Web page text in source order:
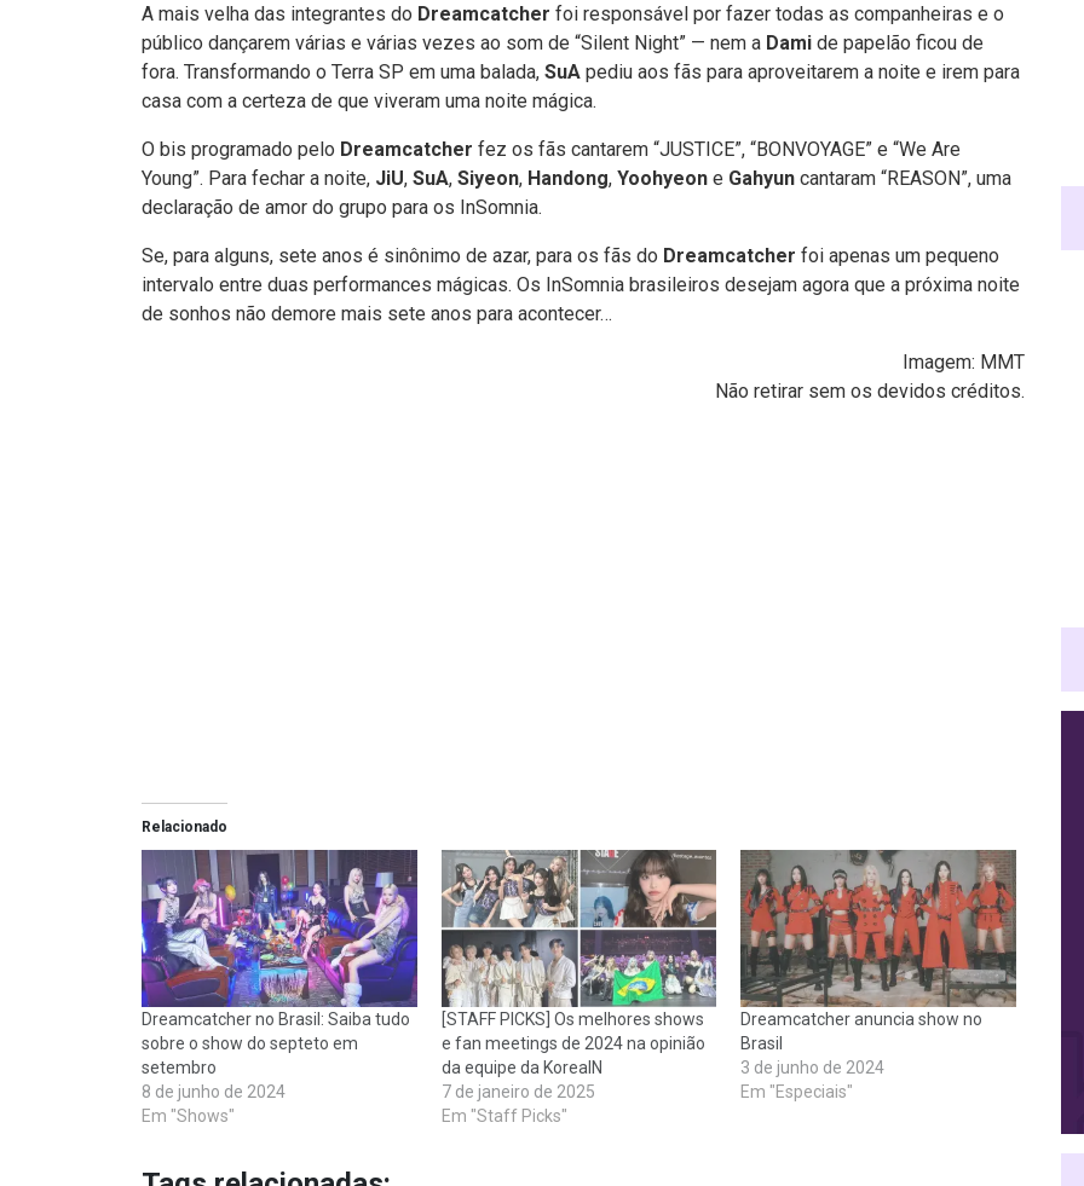
A mais velha das integrantes do Dreamcatcher foi responsável por fazer todas as companheiras e o
público dançarem várias e várias vezes ao som de “Silent Night” — nem a Dami de papelão ficou de
fora. Transformando o Terra SP em uma balada, SuA pediu aos fãs para aproveitarem a noite e irem para
casa com a certeza de que viveram uma noite mágica.
O bis programado pelo Dreamcatcher fez os fãs cantarem “JUSTICE”, “BONVOYAGE” e “We Are
Young”. Para fechar a noite, JiU, SuA, Siyeon, Handong, Yoohyeon e Gahyun cantaram “REASON”, uma
declaração de amor do grupo para os InSomnia.
Se, para alguns, sete anos é sinônimo de azar, para os fãs do Dreamcatcher foi apenas um pequeno
intervalo entre duas performances mágicas. Os InSomnia brasileiros desejam agora que a próxima noite
de sonhos não demore mais sete anos para acontecer…
Imagem: MMT
Não retirar sem os devidos créditos.
Relacionado
Dreamcatcher no Brasil: Saiba tudo
sobre o show do septeto em
setembro
8 de junho de 2024
Em "Shows"
[STAFF PICKS] Os melhores shows
e fan meetings de 2024 na opinião
da equipe da KoreaIN
7 de janeiro de 2025
Em "Staff Picks"
Dreamcatcher anuncia show no
Brasil
3 de junho de 2024
Em "Especiais"